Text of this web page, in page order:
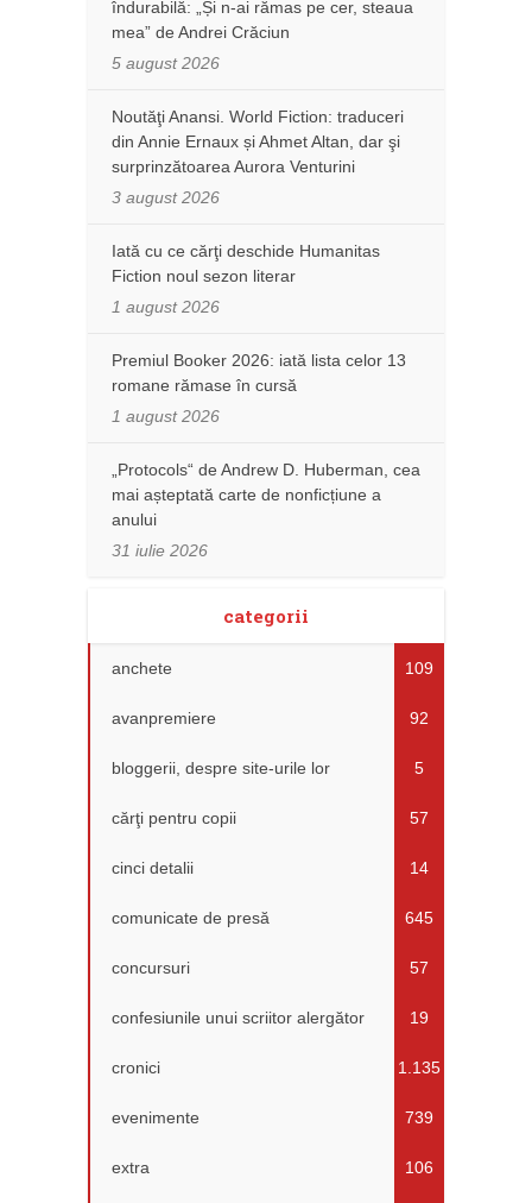
îndurabilă: „Și n-ai rămas pe cer, steaua
mea” de Andrei Crăciun
5 august 2026
Noutăţi Anansi. World Fiction: traduceri
din Annie Ernaux și Ahmet Altan, dar şi
surprinzătoarea Aurora Venturini
3 august 2026
Iată cu ce cărţi deschide Humanitas
Fiction noul sezon literar
1 august 2026
Premiul Booker 2026: iată lista celor 13
romane rămase în cursă
1 august 2026
„Protocols“ de Andrew D. Huberman, cea
mai așteptată carte de nonficțiune a
anului
31 iulie 2026
categorii
anchete 109
avanpremiere 92
bloggerii, despre site-urile lor 5
cărţi pentru copii 57
cinci detalii 14
comunicate de presă 645
concursuri 57
confesiunile unui scriitor alergător 19
cronici 1.135
evenimente 739
extra 106